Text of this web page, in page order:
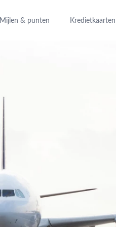
Mijlen & punten Kredietkaarten